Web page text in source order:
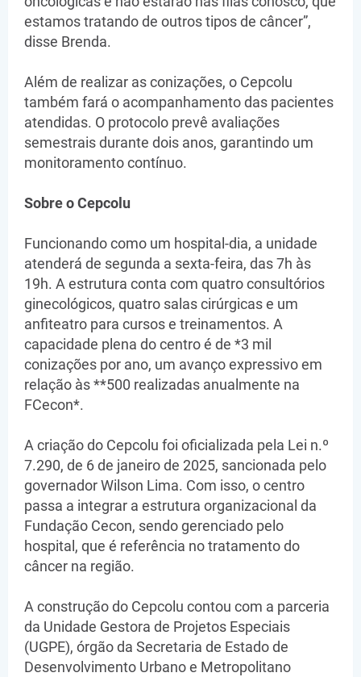
estamos tratando de outros tipos de câncer”,
disse Brenda.
Além de realizar as conizações, o Cepcolu
também fará o acompanhamento das pacientes
atendidas. O protocolo prevê avaliações
semestrais durante dois anos, garantindo um
monitoramento contínuo.
Sobre o Cepcolu
Funcionando como um hospital-dia, a unidade
atenderá de segunda a sexta-feira, das 7h às
19h. A estrutura conta com quatro consultórios
ginecológicos, quatro salas cirúrgicas e um
anfiteatro para cursos e treinamentos. A
capacidade plena do centro é de *3 mil
conizações por ano, um avanço expressivo em
relação às **500 realizadas anualmente na
FCecon*.
A criação do Cepcolu foi oficializada pela Lei n.º
7.290, de 6 de janeiro de 2025, sancionada pelo
governador Wilson Lima. Com isso, o centro
passa a integrar a estrutura organizacional da
Fundação Cecon, sendo gerenciado pelo
hospital, que é referência no tratamento do
câncer na região.
A construção do Cepcolu contou com a parceria
da Unidade Gestora de Projetos Especiais
(UGPE), órgão da Secretaria de Estado de
Desenvolvimento Urbano e Metropolitano